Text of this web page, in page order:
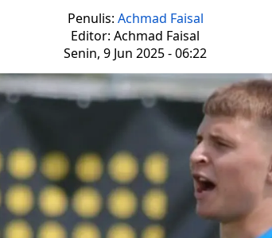
Penulis: Achmad Faisal
Editor: Achmad Faisal
Senin, 9 Jun 2025 - 06:22